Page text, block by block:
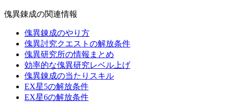
傀異錬成の関連情報
傀異錬成のやり方
傀異討究クエストの解放条件
傀異研究所の情報まとめ
効率的な傀異研究レベル上げ
傀異錬成の当たりスキル
EX星5の解放条件
EX星6の解放条件